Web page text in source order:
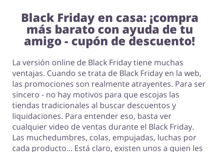
Black Friday en casa: ¡compra
más barato con ayuda de tu
amigo - cupón de descuento!
La versión online de Black Friday tiene muchas
ventajas. Cuando se trata de Black Friday en la web,
las promociones son realmente atrayentes. Para ser
sincero - no hay motivos para que escojas las
tiendas tradicionales al buscar descuentos y
liquidaciones. Para entender eso, basta ver
cualquier video de ventas durante el Black Friday.
Las muchedumbres, colas, empujadas, luchas por
cada producto... Está claro, existen unos a quien les